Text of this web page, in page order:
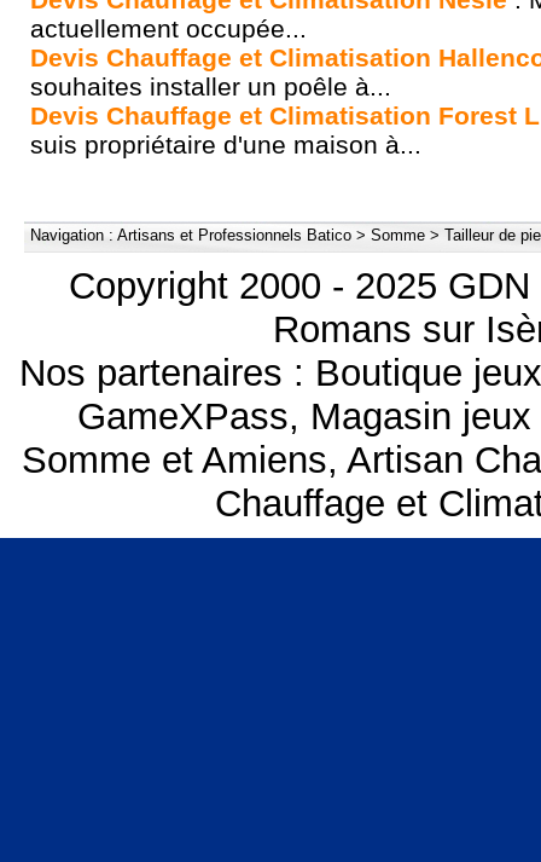
actuellement occupée...
Devis Chauffage et Climatisation
souhaites installer un poêle à...
Devis Chauffage et Climatisation Forest
suis propriétaire d'une maison à...
Navigation : Artisans et Professionnels Batico > Somme > Tailleur de
Copyright 2000 - 2025
Romans sur
Nos partenaires : Boutique
GameXPass, Magasin
Somme et Amiens, Artisan
Chauffage et